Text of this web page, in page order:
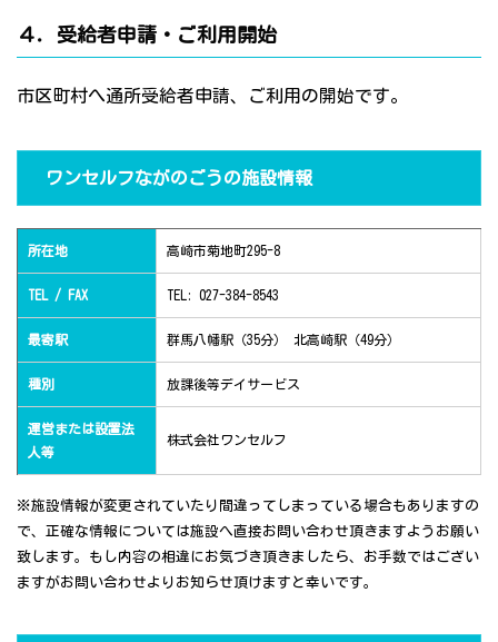
４．受給者申請・ご利用開始
市区町村へ通所受給者申請、ご利用の開始です。
ワンセルフながのごうの施設情報
所在地 高崎市菊地町295-8
TEL / FAX TEL: 027-384-8543
最寄駅 群馬八幡駅（35分） 北高崎駅（49分）
種別 放課後等デイサービス
運営または設置法
人等
株式会社ワンセルフ
※施設情報が変更されていたり間違ってしまっている場合もありますの
で、正確な情報については施設へ直接お問い合わせ頂きますようお願い
致します。もし内容の相違にお気づき頂きましたら、お手数ではござい
ますがお問い合わせよりお知らせ頂けますと幸いです。